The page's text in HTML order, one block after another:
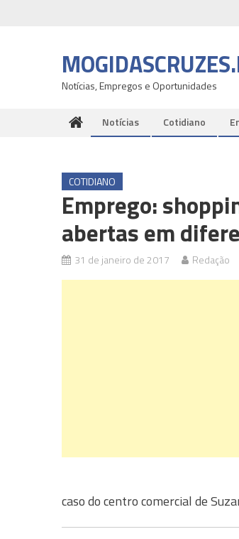
Notícias, Empregos e Oportunidades
Notícias Cotidiano
COTIDIANO
Emprego:
abertas em
31 de janeiro de 2017 Redação
caso do centro comercial de